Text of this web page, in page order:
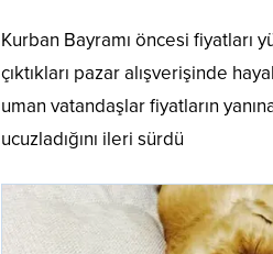
Kurban Bayramı öncesi fiyatları
çıktıkları pazar alışverişinde
uman vatandaşlar fiyatların
ucuzladığını ileri sürdü